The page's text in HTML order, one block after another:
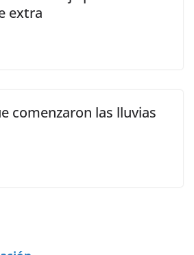
extra
comenzaron las lluvias